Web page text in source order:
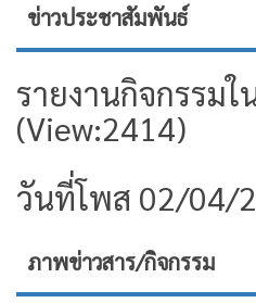
ข่าวประชาสัมพันธ์
รายงานกิจกรรม
(View:2414)
วันที่โพส 02/04/
ภาพข่าวสาร/กิจกรรม